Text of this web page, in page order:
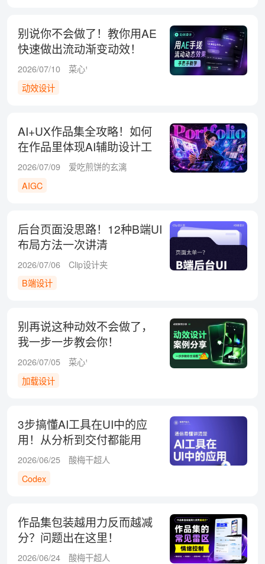
别说你不会做了！教你用AE
快速做出流动渐变动效！
2026/07/10
菜心¹
动效设计
AI+UX作品集全攻略！如何
在作品里体现AI辅助设计工
作流？
2026/07/09
爱吃煎饼的玄漓
AIGC
后台页面没思路！12种B端UI
布局方法一次讲清
2026/07/06
Clip设计夹
B端设计
别再说这种动效不会做了，
我一步一步教会你！
2026/07/05
菜心¹
加载设计
3步搞懂AI工具在UI中的应
用！从分析到交付都能用
2026/06/25
酸梅干超人
Codex
作品集包装越用力反而越减
分？问题出在这里！
2026/06/24
酸梅干超人